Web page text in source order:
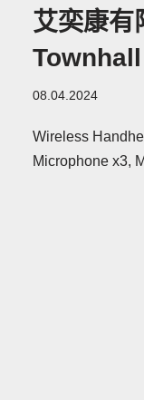
艾奕康
Townhall
08.04.2024
Wireless
Microphone x3,